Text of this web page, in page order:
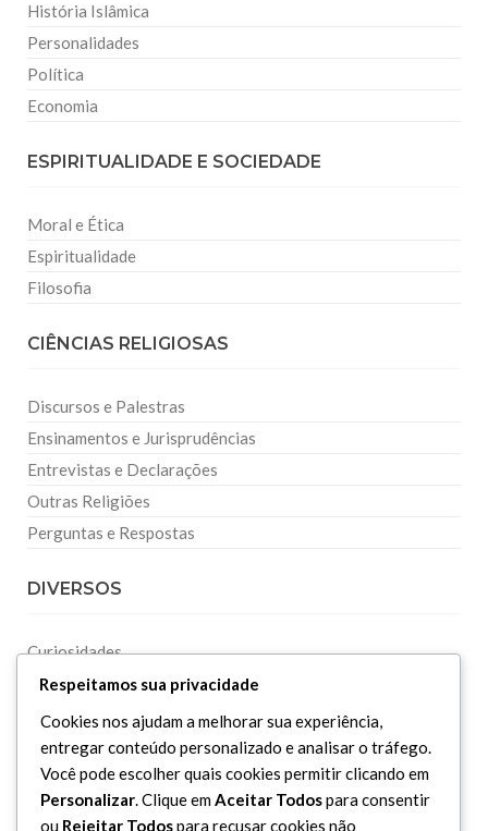
História Islâmica
Personalidades
Política
Economia
ESPIRITUALIDADE E SOCIEDADE
Moral e Ética
Espiritualidade
Filosofia
CIÊNCIAS RELIGIOSAS
Discursos e Palestras
Ensinamentos e Jurisprudências
Entrevistas e Declarações
Outras Religiões
Perguntas e Respostas
DIVERSOS
Curiosidades
Dicionário Islâmico
Downloads
Respeitamos sua privacidade
Cookies nos ajudam a melhorar sua experiência,
entregar conteúdo personalizado e analisar o tráfego.
Você pode escolher quais cookies permitir clicando em
Personalizar. Clique emAceitar Todospara consentir
ou Rejeitar Todospara recusar cookies não